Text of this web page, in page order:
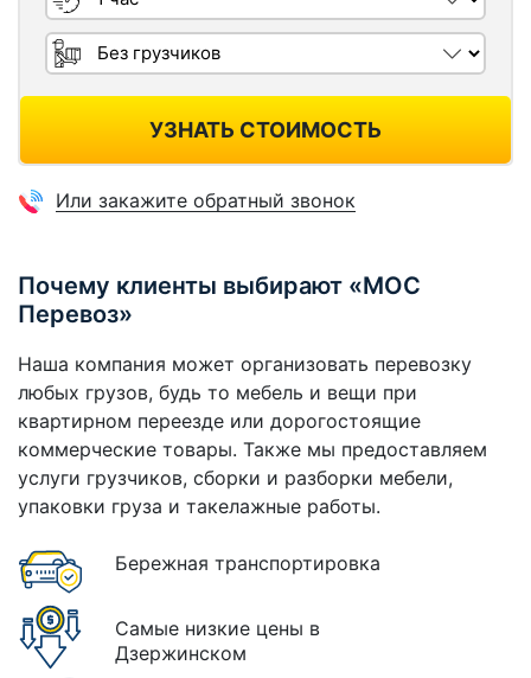
Грузчики
УЗНАТЬ СТОИМОСТЬ
Или закажите обратный звонок
Почему клиенты выбирают «МОС
Перевоз»
Наша компания может организовать перевозку
любых грузов, будь то мебель и вещи при
квартирном переезде или дорогостоящие
коммерческие товары. Также мы предоставляем
услуги грузчиков, сборки и разборки мебели,
упаковки груза и такелажные работы.
Бережная транспортировка
Самые низкие цены в
Дзержинском